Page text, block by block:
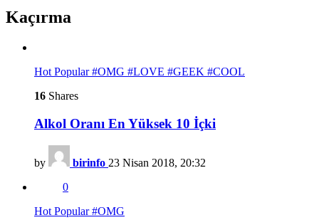
Kaçırma
Hot Popular#OMG #LOVE #GEEK #COOL
16 Shares
Alkol Oranı En Yüksek 10 İçki
by birinfo 23 Nisan 2018, 20:32
0
Hot Popular#OMG